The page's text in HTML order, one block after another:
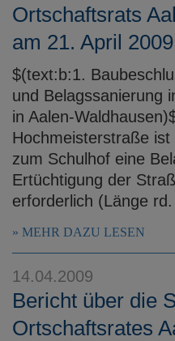
Ortschaftsrats
am 21. April 2009
$(text:b:1.
und Belagssanierung
in Aalen-
Hochmeisterstraße
zum Schulhof eine
Ertüchtigung der
erforderlich (Länge
MEHR DAZU LESEN
14.04.2009
Bericht über die
Ortschaftsrates